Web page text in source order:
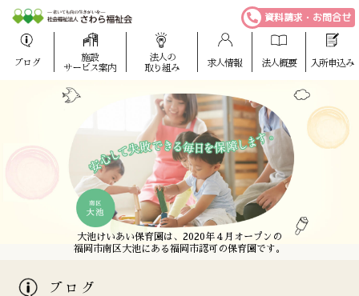
ブログ
施設
サービス案内
法人の
取り組み
求人情報 法人概要 入所申込み
資料請求・お問合せ
愛宕けいあい保育園は、2020年４月オープンの
福岡市西区愛宕にある福岡市認可の保育園です。
さわら福祉会は、福岡市西区に全室個室の特別養護
老人ホームを中心とした老人福祉施設を運営しています。
大池けいあい保育園は、2020年４月オープンの
福岡市南区大池にある福岡市認可の保育園です。
さわら福祉会は、福岡市西区に全室個室の特別養護
老人ホームを中心とした老人福祉施設を運営しています。
ブログ